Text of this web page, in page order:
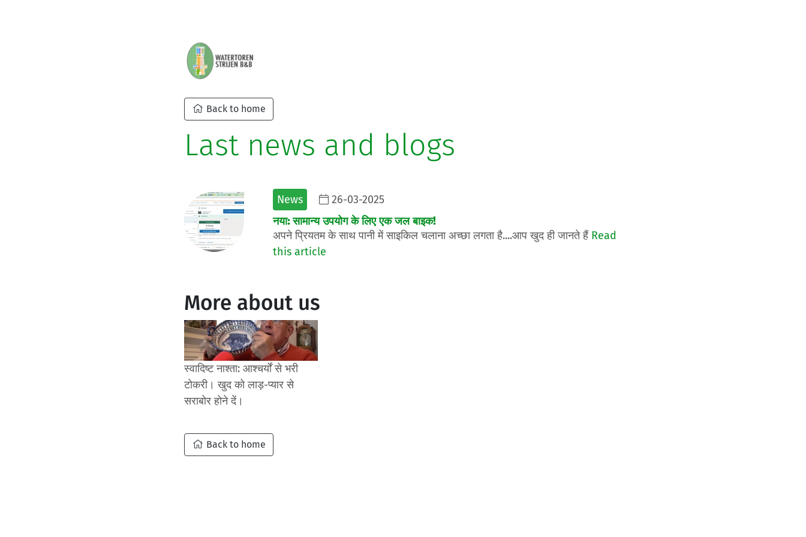
Back to home
Last news and blogs
News
26-03-2025
नया: सामान्य उपयोग के लिए एक जल बाइक!
अपने प्रियतम के साथ पानी में साइकिल चलाना अच्छा लगता है....आप खुद ही जानते हैं Read
this article
More about us
स्वादिष्ट नाश्ता: आश्चर्यों से भरी
टोकरी। खुद को लाड़-प्यार से
सराबोर होने दें।
Back to home